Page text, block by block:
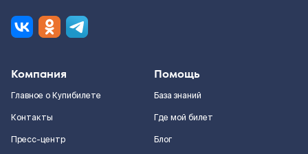
Компания
Главное о Купибилете
Контакты
Пресс-центр
Помощь
База знаний
Где мой билет
Блог